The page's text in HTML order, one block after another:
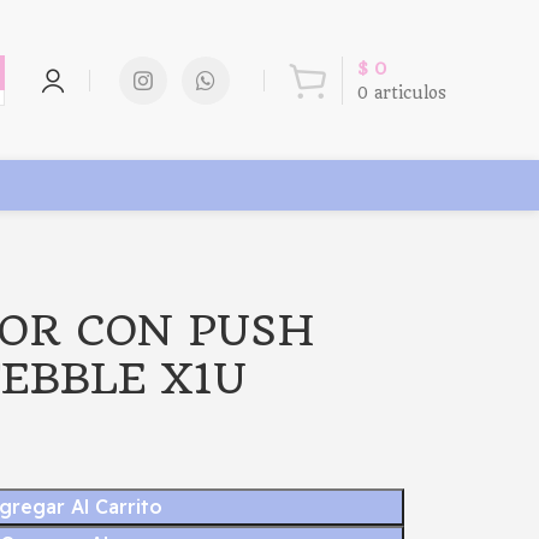
0 articulos
$ 0
CON PUSH
X1U
Al Carrito